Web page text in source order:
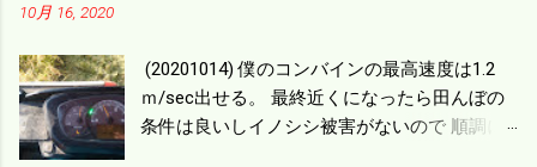
10月 16, 2020
(20201014) 僕のコンバインの最高速度は1.2
ｍ/sec出せる。 最終近くになったら田んぼの
条件は良いしイノシシ被害がないので 順調に